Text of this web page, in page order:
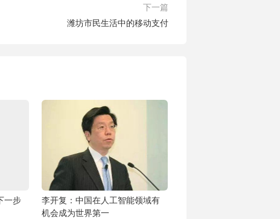
下一篇
潍坊市民生活中的移动支付
一步
李开复：中国在人工智能领域有
机会成为世界第一